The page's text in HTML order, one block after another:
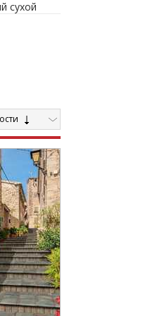
сухой
за
в
время
по
инноваций.